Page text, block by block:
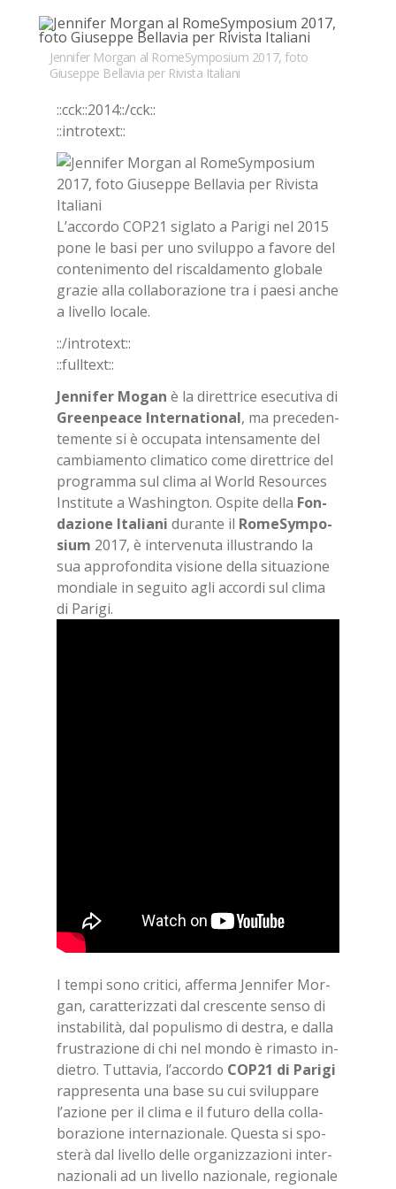
Jennifer Morgan al RomeSymposium 2017, foto
Giuseppe Bellavia per Rivista Italiani
::cck::2014::/​cck::
::in­tro­text::
L’ac­cor­do CO­P21 si­gla­to a Pa­ri­gi nel 2015
pone le basi per uno svi­lup­po a fa­vo­re del
con­te­ni­men­to del ri­scal­da­men­to glo­ba­le
gra­zie alla col­la­bo­ra­zio­ne tra i pae­si an­che
a li­vel­lo lo­ca­le.
::/in­tro­text::
::full­text::
Jen­ni­fer Mo­gan è la di­ret­tri­ce ese­cu­ti­va di
Green­pea­ce In­ter­na­tio­nal, ma pre­ce­den­
te­men­te si è oc­cu­pa­ta in­ten­sa­men­te del
cam­bia­men­to cli­ma­ti­co come di­ret­tri­ce del
pro­gram­ma sul cli­ma al World Re­sour­ces
In­sti­tu­te a Wa­shing­ton. Ospi­te del­la Fon­
da­zio­ne Ita­lia­ni du­ran­te il Ro­me­Sym­po­
sium 2017, è in­ter­ve­nu­ta il­lu­stran­do la
sua ap­pro­fon­di­ta vi­sio­ne del­la si­tua­zio­ne
mon­dia­le in se­gui­to agli ac­cor­di sul cli­ma
di Pa­ri­gi.
I tem­pi sono cri­ti­ci, af­fer­ma Jen­ni­fer Mor­
gan, ca­rat­te­riz­za­ti dal cre­scen­te sen­so di
in­sta­bi­li­tà, dal po­pu­li­smo di de­stra, e dal­la
fru­stra­zio­ne di chi nel mon­do è ri­ma­sto in­
die­tro. Tut­ta­via, l’ac­cor­do CO­P21 di Pa­ri­gi
rap­pre­sen­ta una base su cui svi­lup­pa­re
l’a­zio­ne per il cli­ma e il fu­tu­ro del­la col­la­
bo­ra­zio­ne in­ter­na­zio­na­le. Que­sta si spo­
ste­rà dal li­vel­lo del­le or­ga­niz­za­zio­ni in­ter­
na­zio­na­li ad un li­vel­lo na­zio­na­le, re­gio­na­le